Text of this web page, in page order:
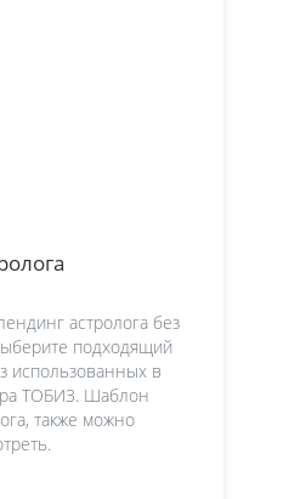
астролога без
подходящий
использованных в
ТОБИЗ. Шаблон
также можно